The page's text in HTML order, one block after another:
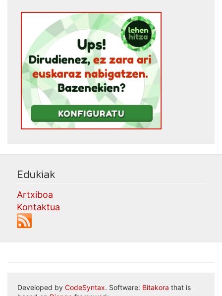
Edukiak
Artxiboa
Kontaktua
Developed by CodeSyntax. Software: Bitakora that is